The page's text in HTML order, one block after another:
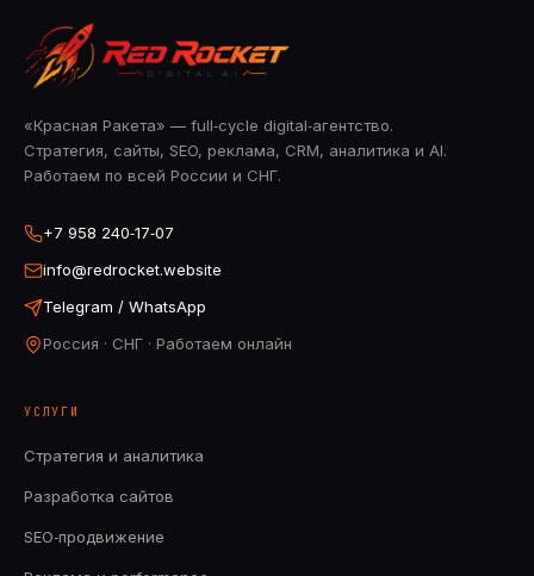
«Красная Ракета» — full‑cycle digital‑агентство.
Стратегия, сайты, SEO, реклама, CRM, аналитика и AI.
Работаем по всей России и СНГ.
+7 958 240‑17‑07
info@redrocket.website
Telegram / WhatsApp
Россия · СНГ · Работаем онлайн
УСЛУГИ
Стратегия и аналитика
Разработка сайтов
SEO‑продвижение